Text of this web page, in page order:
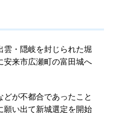
雲・隠岐を封じられた堀
安来市広瀬町の富田城へ
が不都合であったこと
い出て新城選定を開始